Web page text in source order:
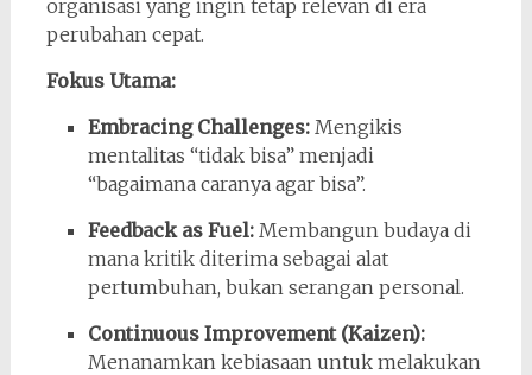
organisasi yang ingin tetap relevan di era
perubahan cepat.
Fokus Utama:
Embracing Challenges:Mengikis
mentalitas “tidak bisa” menjadi
“bagaimana caranya agar bisa”.
Feedback as Fuel:Membangun budaya di
mana kritik diterima sebagai alat
pertumbuhan, bukan serangan personal.
Continuous Improvement (Kaizen):
Menanamkan kebiasaan untuk melakukan